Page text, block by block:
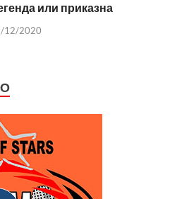
или приказна
12/2020